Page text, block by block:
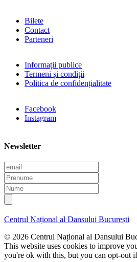
Bilete
Contact
Parteneri
Informații publice
Termeni și condiții
Politica de confidențialitate
Facebook
Instagram
Newsletter
E
m
a
i
l
P
r
e
n
m
N
u
m
e
Centrul Național al Dansului București
© 2026 Centrul Național al Dansului
This website uses cookies to improve
you're ok with this, but you can opt-out